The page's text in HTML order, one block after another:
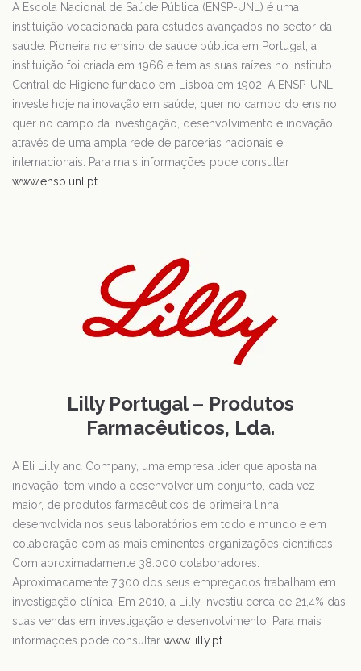
A Escola Nacional de Saúde Pública (ENSP-UNL) é uma
instituição vocacionada para estudos avançados no sector da
saúde. Pioneira no ensino de saúde pública em Portugal, a
instituição foi criada em 1966 e tem as suas raízes no Instituto
Central de Higiene fundado em Lisboa em 1902. A ENSP-UNL
investe hoje na inovação em saúde, quer no campo do ensino,
quer no campo da investigação, desenvolvimento e inovação,
através de uma ampla rede de parcerias nacionais e
internacionais. Para mais informações pode consultar
www.ensp.unl.pt
Lilly Portugal – Produtos
Farmacêuticos, Lda.
A Eli Lilly and Company, uma empresa líder que aposta na
inovação, tem vindo a desenvolver um conjunto, cada vez
maior, de produtos farmacêuticos de primeira linha,
desenvolvida nos seus laboratórios em todo e mundo e em
colaboração com as mais eminentes organizações científicas.
Com aproximadamente 38.000 colaboradores.
Aproximadamente 7.300 dos seus empregados trabalham em
investigação clínica. Em 2010, a Lilly investiu cerca de 21,4% das
suas vendas em investigação e desenvolvimento. Para mais
informações pode consultar www.lilly.pt